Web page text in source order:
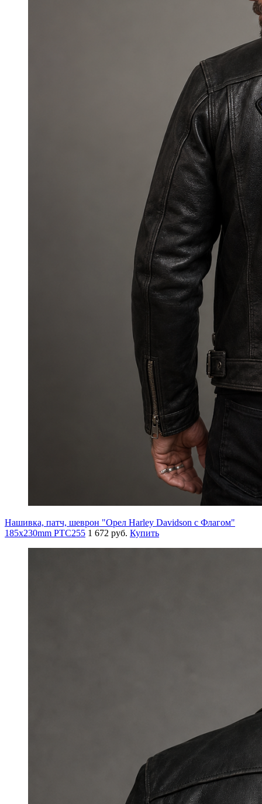
Нашивка, патч, шеврон "Орел Harley Davidson c Флагом"
185x230mm PTC255 1 672 руб. Купить